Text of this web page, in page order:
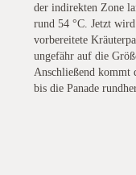
der indirekten Zone
rund 54 °C. Jetzt
vorbereitete
ungefähr auf die
Anschließend kommt
bis die Panade